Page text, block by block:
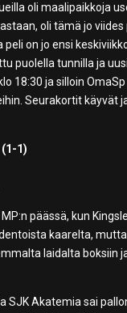
oli maalipaikkoja
oli tämä jo
peli on jo ensi
puolella tunnilla ja
18:30 ja silloin
Seurakortit käyvät
1)
päässä, kun
kaarelta,
laidalta boksiin
SJK Akatemia sai